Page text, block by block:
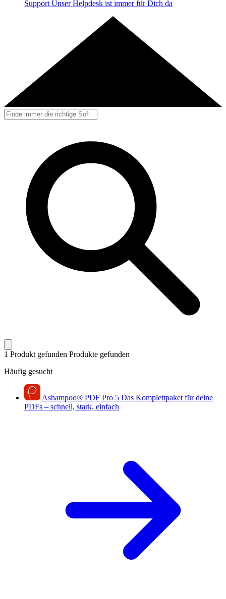
Support Unser Helpdesk ist immer für Dich da
1 Produkt gefunden Produkte gefunden
Häufig gesucht
Ashampoo® PDF Pro 5 Das Komplettpaket für deine
PDFs – schnell, stark, einfach